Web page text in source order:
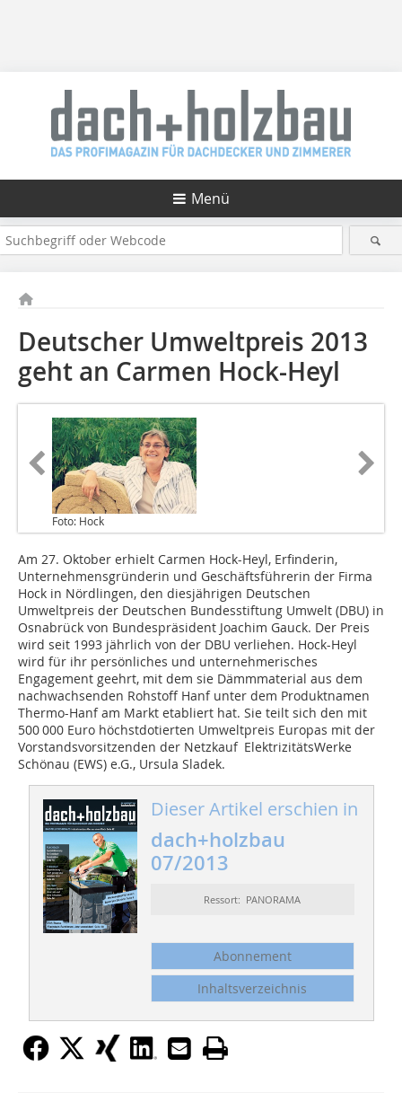
Menü
Deutscher Umweltpreis 2013
geht an Carmen Hock-Heyl
Foto: Hock
Am 27. Oktober erhielt Carmen Hock-Heyl, Erfinderin,
Unternehmensgründerin und Geschäftsführerin der Firma
Hock in Nördlingen, den diesjährigen Deutschen
Umweltpreis der Deutschen Bundesstiftung Umwelt (DBU) in
Osnabrück von Bundespräsident Joachim Gauck. Der Preis
wird seit 1993 jährlich von der DBU verliehen. Hock-Heyl
wird für ihr persönliches und unternehmerisches
Engagement geehrt, mit dem sie Dämmmaterial aus dem
nachwachsenden Rohstoff Hanf unter dem Produktnamen
Thermo-Hanf am Markt etabliert hat. Sie teilt sich den mit
500 000 Euro höchstdotierten Umweltpreis Europas mit der
Vorstandsvorsitzenden der Netzkauf ElektrizitätsWerke
Schönau (EWS) e.G., Ursula Sladek.
Dieser Artikel erschien in
dach+holzbau
07/2013
Ressort: PANORAMA
Abonnement
Inhaltsverzeichnis